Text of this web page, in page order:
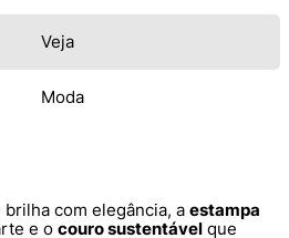
Veja
Moda
brilha com elegância, a estampa
e o couro sustentável que